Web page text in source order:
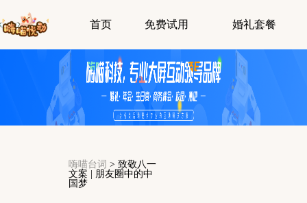
首页 免费试用 婚礼套餐
嗨喵台词 > 致敬八一
文案 | 朋友圈中的中
国梦